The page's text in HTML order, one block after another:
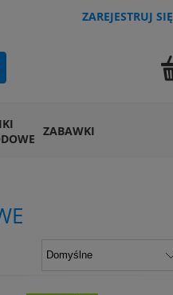
ZAREJESTRUJ SIĘ
ZABAWKI